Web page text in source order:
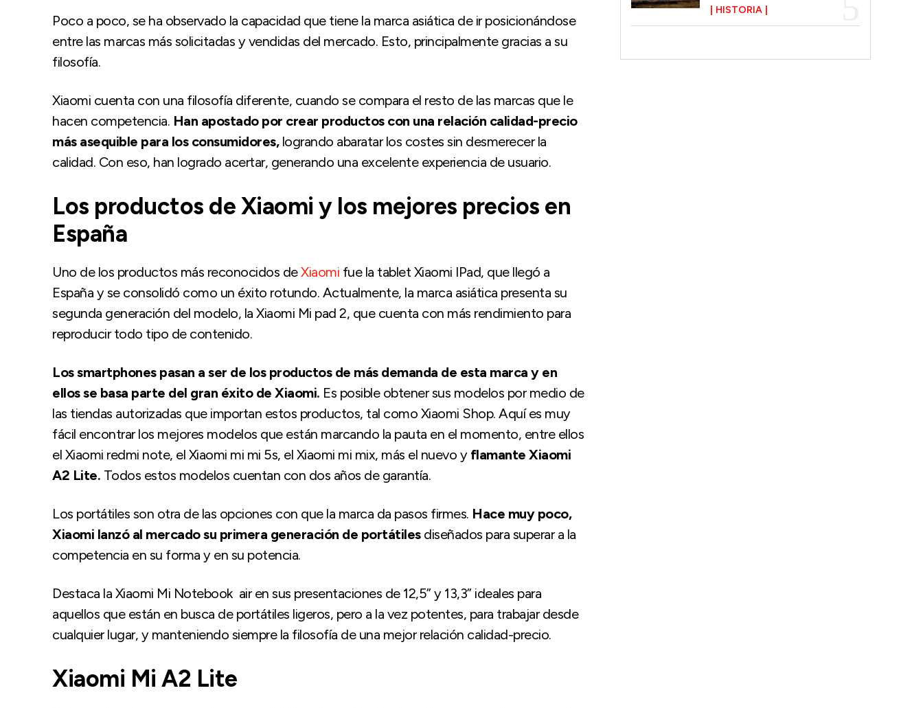
Poco a poco, se ha observado la capacidad que tiene la marca asiática de ir posicionándose
entre las marcas más solicitadas y vendidas del mercado. Esto, principalmente gracias a su
filosofía.
Xiaomi cuenta con una filosofía diferente, cuando se compara el resto de las marcas que le
hacen competencia. Han apostado por crear productos con una relación calidad-precio
más asequible para los consumidores,logrando abaratar los costes sin desmerecer la
calidad. Con eso, han logrado acertar, generando una excelente experiencia de usuario.
Los productos de Xiaomi y los mejores precios en
España
Uno de los productos más reconocidos deXiaomi fue la tablet Xiaomi IPad, que llegó a
España y se consolidó como un éxito rotundo. Actualmente, la marca asiática presenta su
segunda generación del modelo, la Xiaomi Mi pad 2, que cuenta con más rendimiento para
reproducir todo tipo de contenido.
Los smartphones pasan a ser de los productos de más demanda de esta marca y en
ellos se basa parte del gran éxito de Xiaomi. Es posible obtener sus modelos por medio de
las tiendas autorizadas que importan estos productos, tal como Xiaomi Shop. Aquí es muy
fácil encontrar los mejores modelos que están marcando la pauta en el momento, entre ellos
el Xiaomi redmi note, el Xiaomi mi mi 5s, el Xiaomi mi mix, más el nuevo y flamante Xiaomi
A2 Lite. Todos estos modelos cuentan con dos años de garantía.
Los portátiles son otra de las opciones con que la marca da pasos firmes. Hace muy poco,
Xiaomi lanzó al mercado su primera generación de portátiles diseñados para superar a la
competencia en su forma y en su potencia.
Destaca la Xiaomi Mi Notebook air en sus presentaciones de 12,5” y 13,3” ideales para
aquellos que están en busca de portátiles ligeros, pero a la vez potentes, para trabajar desde
cualquier lugar, y manteniendo siempre la filosofía de una mejor relación calidad-precio.
Xiaomi Mi A2 Lite
HISTORIA